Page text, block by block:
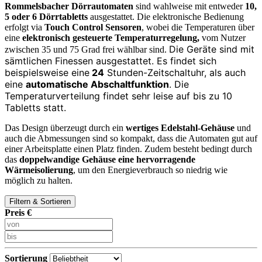
Rommelsbacher Dörrautomaten sind wahlweise mit entweder 10,
5 oder 6 Dörrtabletts ausgestattet. Die elektronische Bedienung
erfolgt via Touch Control Sensoren, wobei die Temperaturen über
eine elektronisch gesteuerte Temperaturregelung, vom Nutzer
zwischen 35 und 75 Grad frei wählbar sind. Die Geräte sind mit
sämtlichen Finessen ausgestattet. Es findet sich
beispielsweise eine 24 Stunden-Zeitschaltuhr, als auch
eine automatische Abschaltfunktion. Die
Temperaturverteilung findet sehr leise auf bis zu 10
Tabletts statt.
Das Design überzeugt durch ein wertiges Edelstahl-Gehäuse und
auch die Abmessungen sind so kompakt, dass die Automaten gut auf
einer Arbeitsplatte einen Platz finden. Zudem besteht bedingt durch
das doppelwandige Gehäuse eine hervorragende
Wärmeisolierung, um den Energieverbrauch so niedrig wie
möglich zu halten.
Filtern & Sortieren
Preis €
Sortierung